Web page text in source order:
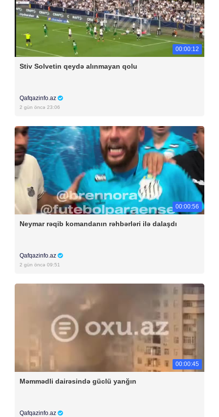
00:00:12
Stiv Solvetin qeydə alınmayan qolu
Qafqazinfo.az
2 gün öncə 23:06
00:00:56
Neymar rəqib komandanın rəhbərləri ilə dalaşdı
Qafqazinfo.az
2 gün öncə 09:51
00:00:45
Məmmədli dairəsində güclü yanğın
Qafqazinfo.az